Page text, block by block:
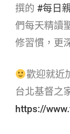
撰的 #每日
們每天精讀
修習慣，更
歡迎就近
台北基督之
https://